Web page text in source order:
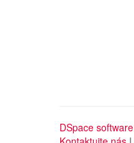
DSpace software